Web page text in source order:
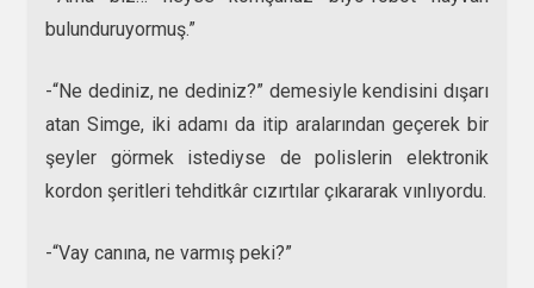
bulunduruyormuş.”
-“Ne dediniz, ne dediniz?” demesiyle kendisini dışarı
atan Simge, iki adamı da itip aralarından geçerek bir
şeyler görmek istediyse de polislerin elektronik
kordon şeritleri tehditkâr cızırtılar çıkararak vınlıyordu.
-“Vay canına, ne varmış peki?”